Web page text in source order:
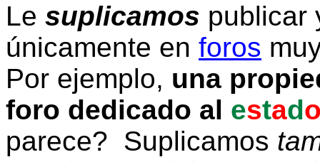
Le suplicamos publicar
únicamente en foros
Por ejemplo, una
foro dedicado al estad
parece? Suplicamos